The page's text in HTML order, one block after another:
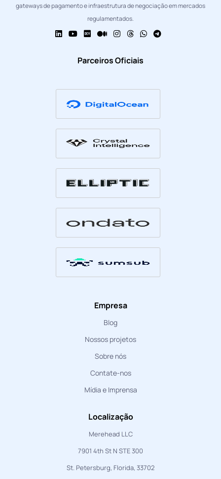
gateways de pagamento e infraestrutura de negociação em mercados
regulamentados.
Parceiros Oficiais
Empresa
Blog
Nossos projetos
Sobre nós
Contate-nos
Mídia e Imprensa
Localização
Merehead LLC
7901 4th St N STE 300
St. Petersburg, Florida, 33702